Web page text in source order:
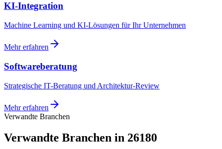
KI-Integration
Machine Learning und KI-Lösungen für Ihr Unternehmen
Mehr erfahren
Softwareberatung
Strategische IT-Beratung und Architektur-Review
Mehr erfahren
Verwandte Branchen
Verwandte Branchen in 26180